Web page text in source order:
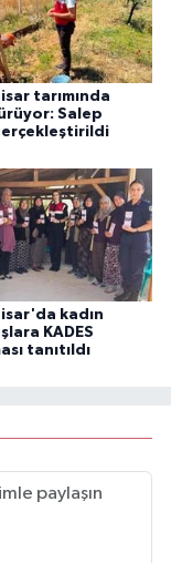
tarımında
Salep
kadın
KADES
tanıtıldı